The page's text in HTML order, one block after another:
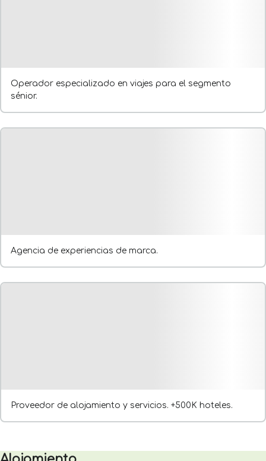
Operador especializado en viajes para el segmento
sénior.
Agencia de experiencias de marca.
Proveedor de alojamiento y servicios. +500K hoteles.